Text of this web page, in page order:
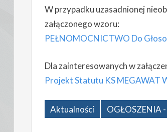
W przypadku uzasadnionej
załączonego wzoru:
PEŁNOMOCNICTWO Do
Dla zainteresowanych w
Projekt Statutu KS MEGAWAT
Aktualności OGŁOSZENIA